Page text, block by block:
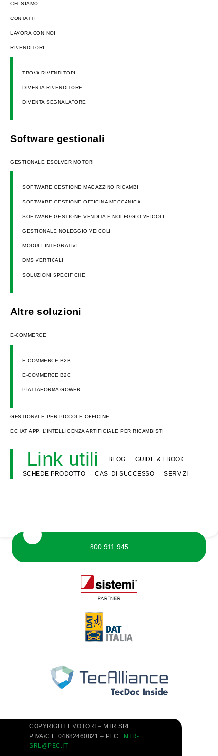
CHI SIAMO
CONTATTI
LAVORA CON NOI
RIVENDITORI
TROVA RIVENDITORI
DIVENTA RIVENDITORE
DIVENTA SEGNALATORE
Software gestionali
GESTIONALE ESOLVER MOTORI
SOFTWARE GESTIONE MAGAZZINO RICAMBI
SOFTWARE GESTIONE OFFICINA MECCANICA
SOFTWARE GESTIONE VENDITA E NOLEGGIO VEICOLI
GESTIONALE NOLEGGIO VEICOLI
MODULI INTEGRATIVI
DMS VERTICALI
SOLUZIONI SPECIFICHE
Altre soluzioni
E-COMMERCE
E-COMMERCE B2B
E-COMMERCE B2C
PIATTAFORMA GOWEB
GESTIONALE PER PICCOLE OFFICINE
ECHAT APP, L’INTELLIGENZA ARTIFICIALE PER RICAMBISTI
Link utili BLOG GUIDE & EBOOK
SCHEDE PRODOTTO CASI DI SUCCESSO SERVIZI
800.911.945
COPYRIGHT EMOTORI – MTR SRL
P.IVA/C.F. 04682460821 – PEC:
MTR-
SRL@PEC.IT